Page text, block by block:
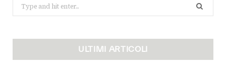
for:
ULTIMI ARTICOLI